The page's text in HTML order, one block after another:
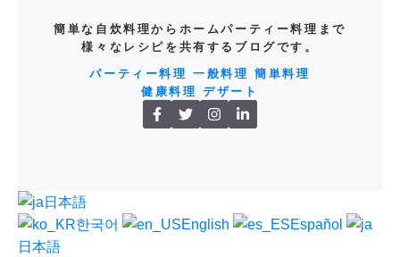
簡単な自炊料理からホームパーティー料理まで
様々なレシピを共有するブログです。
パーティー料理
一般料理
簡単料理
健康料理
デザート
日本語
한국어
English
Español
日本語